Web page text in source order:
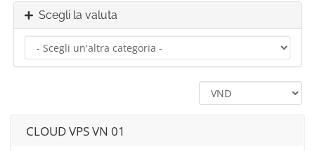
Scegli la valuta
CLOUD VPS VN 01